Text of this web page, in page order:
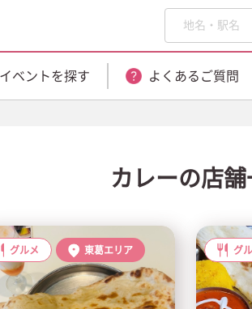
イベントを探す よくあるご質問
カレーの店舗
グルメ 東葛エリア グ